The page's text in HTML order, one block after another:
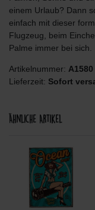
einem Urlaub? Dann
einfach mit dieser
Flugzeug, beim
Palme immer bei sich.
Artikelnummer: A1580
Lieferzeit: Sofort
Ähnliche Artikel